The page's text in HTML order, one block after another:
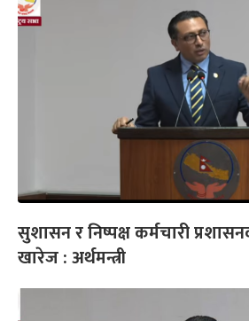
सुशासन र निष्पक्ष कर्मचारी
खारेज : अर्थमन्त्री